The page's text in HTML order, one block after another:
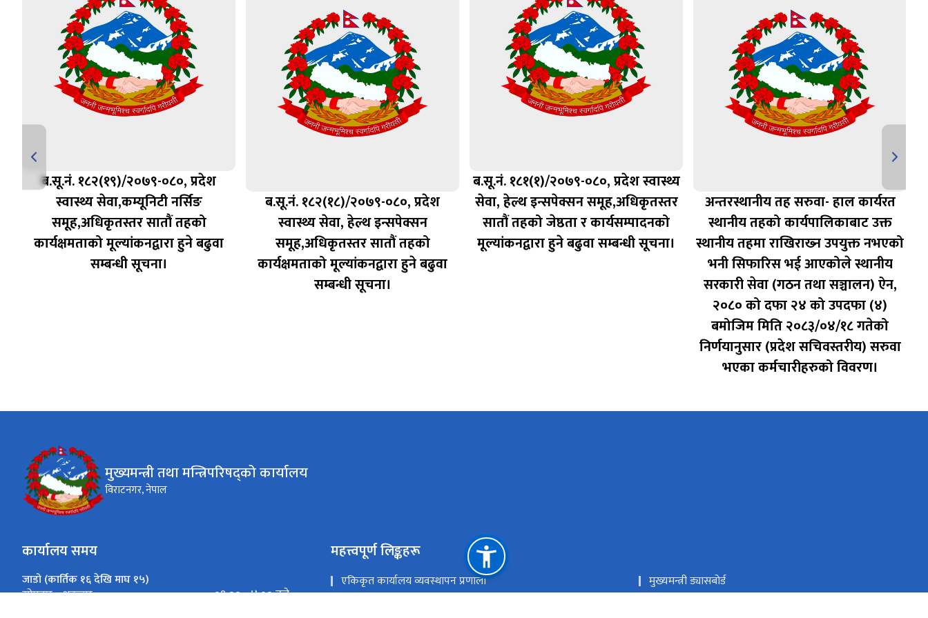
ब.सू.नं. १८२(१९)/२०७९-०८०, प्रदेश
स्वास्थ्य सेवा,कम्यूनिटी नर्सिङ
समूह,अधिकृतस्तर सातौं तहको
कार्यक्षमताको मूल्यांकनद्वारा हुने बढुवा
सम्बन्धी सूचना।
ब.सू.नं. १८२(१८)/२०७९-०८०, प्रदेश
स्वास्थ्य सेवा, हेल्थ इन्सपेक्सन
समूह,अधिकृतस्तर सातौं तहको
कार्यक्षमताको मूल्यांकनद्वारा हुने बढुवा
सम्बन्धी सूचना।
ब.सू.नं. १८१(१)/२०७९-०८०, प्रदेश स्वास्थ्य
सेवा, हेल्थ इन्सपेक्सन समूह,अधिकृतस्तर
सातौं तहको जेष्ठता र कार्यसम्पादनको
मूल्यांकनद्वारा हुने बढुवा सम्बन्धी सूचना।
अन्तरस्थानीय तह सरुवा- हाल कार्यरत
स्थानीय तहको कार्यपालिकाबाट उक्त
स्थानीय तहमा राखिराख्‍न उपयुक्त नभएको
भनी सिफारिस भई आएकोले स्थानीय
सरकारी सेवा (गठन तथा सञ्चालन) ऐन,
२०८० को दफा २४ को उपदफा (४)
बमोजिम मिति २०८३/०४/१८ गतेको
निर्णयानुसार (प्रदेश सचिवस्तरीय) सरुवा
भएका कर्मचारीहरुको विवरण।
मुख्यमन्त्री तथा मन्त्रिपरिषद्को कार्यालय
विराटनगर, नेपाल
कार्यालय समय
जाडो (कार्तिक १६ देखि माघ १५)
सोमबार - शुक्रबार
०९:०० - ४:०० बजे
महत्त्वपूर्ण लिङ्कहरू
एकिकृत कार्यालय व्यवस्थापन प्रणाली
मुख्यमन्त्री ड्यासबोर्ड